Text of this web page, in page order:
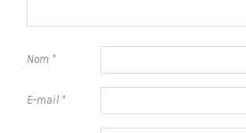
Nom *
E-mail *